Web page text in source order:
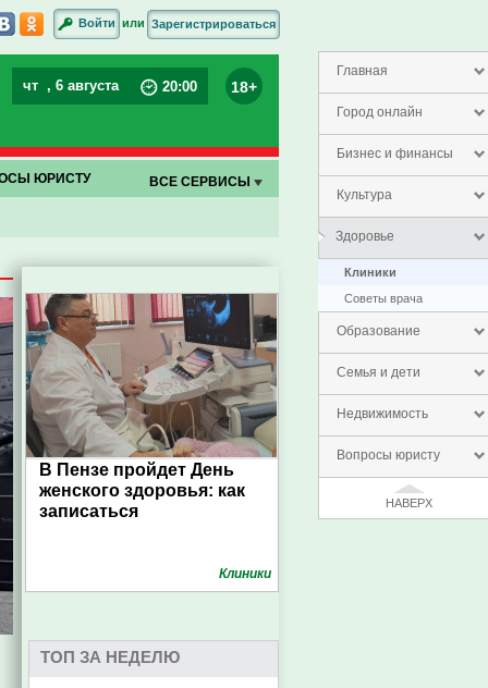
Главная
Город онлайн
Бизнес и финансы
Культура
Здоровье
Клиники
Советы врача
Образование
Семья и дети
Недвижимость
Вопросы юристу
НАВЕРХ
Войти или Зарегистрироваться
чт , 6 августа 20:00 18+
ЮРИСТУ ВСЕ СЕРВИСЫ
В Пензе пройдет День
женского здоровья: как
записаться
Клиники
ТОП ЗА НЕДЕЛЮЕлена Гринчук